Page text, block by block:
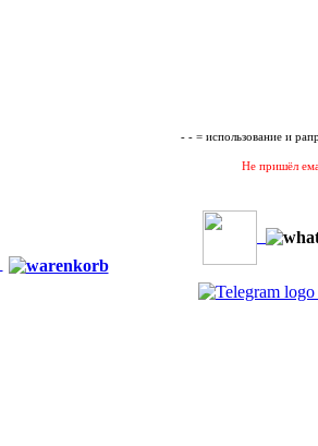
- - = использование и
Не пришёл